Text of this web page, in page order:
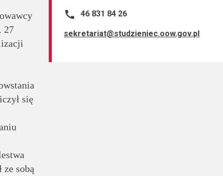
27
się
sobą
call 46 831 84 26
sekretariat@studzieniec.oow.gov.pl